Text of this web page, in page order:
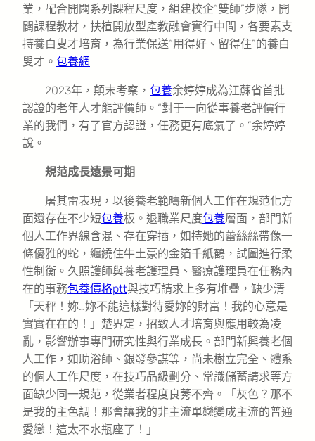
業，配合開闢系列課程尺度，組建校企“雙師”步隊，開
闢課程教材，扶植開放型產教融會實行中間，各要素支
持養白叟才培育，為行業保送“用得好、留得住”的養白
叟才。 包養網
2023年，顛末考察， 包養余婷婷成為江蘇省首批
認證的老年人才能評價師。“對于一向從事養老評價行
業的我們，有了官方認證，任務更有底氣了。”余婷婷
說。
規范成長遠景可期
屠其雷表現，以後養老範疇新個人工作在規范化方
面還存在不少短包養板。退職業尺度包養層面，部門新
個人工作界線含混、存在穿插，如持她的蕾絲絲帶像一
條優雅的蛇，纏繞住牛土豪的金箔千紙鶴，試圖進行柔
性制衡。久照護師與養老護理員、醫療護理員在任務內
在的事務包養價格ptt與技巧請求上多有堆疊，缺少清
「天秤！妳…妳不能這樣對待愛妳的財富！我的心意是
實實在在的！」楚界定，招致人才培育與應用較為凌
亂，影響辦事專門研究性與行業成長。部門新興養老個
人工作，如助浴師、銀發參謀等，尚未樹立完全、體系
的個人工作尺度，在技巧品級劃分、常識儲蓄請求等方
面缺少同一規范，從業者程度良莠不齊。「灰色？那不
是我的主色調！那會讓我的非主流單戀變成主流的普通
愛戀！這太不水瓶座了！」